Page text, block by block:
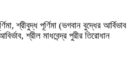
শ্রীবুদ্ধ পূর্ণিমা (ভগবান বুদ্ধের
শ্রীল মাধবেন্দ্র পুরীর তিরোধান